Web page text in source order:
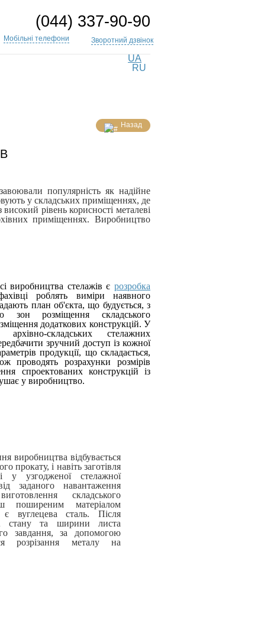
(044) 337-90-90
Мобільні телефони Зворотний дзвінок
UA
RU
Назад
популярність як надійне
у складських приміщеннях, де
рівень корисності металеві
приміщеннях. Виробництво
виробництва стелажів є розробка
роблять виміри наявного
план об'єкта, що будується, з
зон розміщення складського
додаткових конструкцій. У
архівно-складських стелажних
зручний доступ із кожної
продукції, що складається,
проводять розрахунки розмірів
спроектованих конструкцій із
у виробництво.
виробництва відбувається
прокату, і навіть заготівля
у узгодженої стелажної
заданого навантаження
складського
поширеним матеріалом
є вуглецева сталь. Після
стану та ширини листа
завдання, за допомогою
розрізання металу на